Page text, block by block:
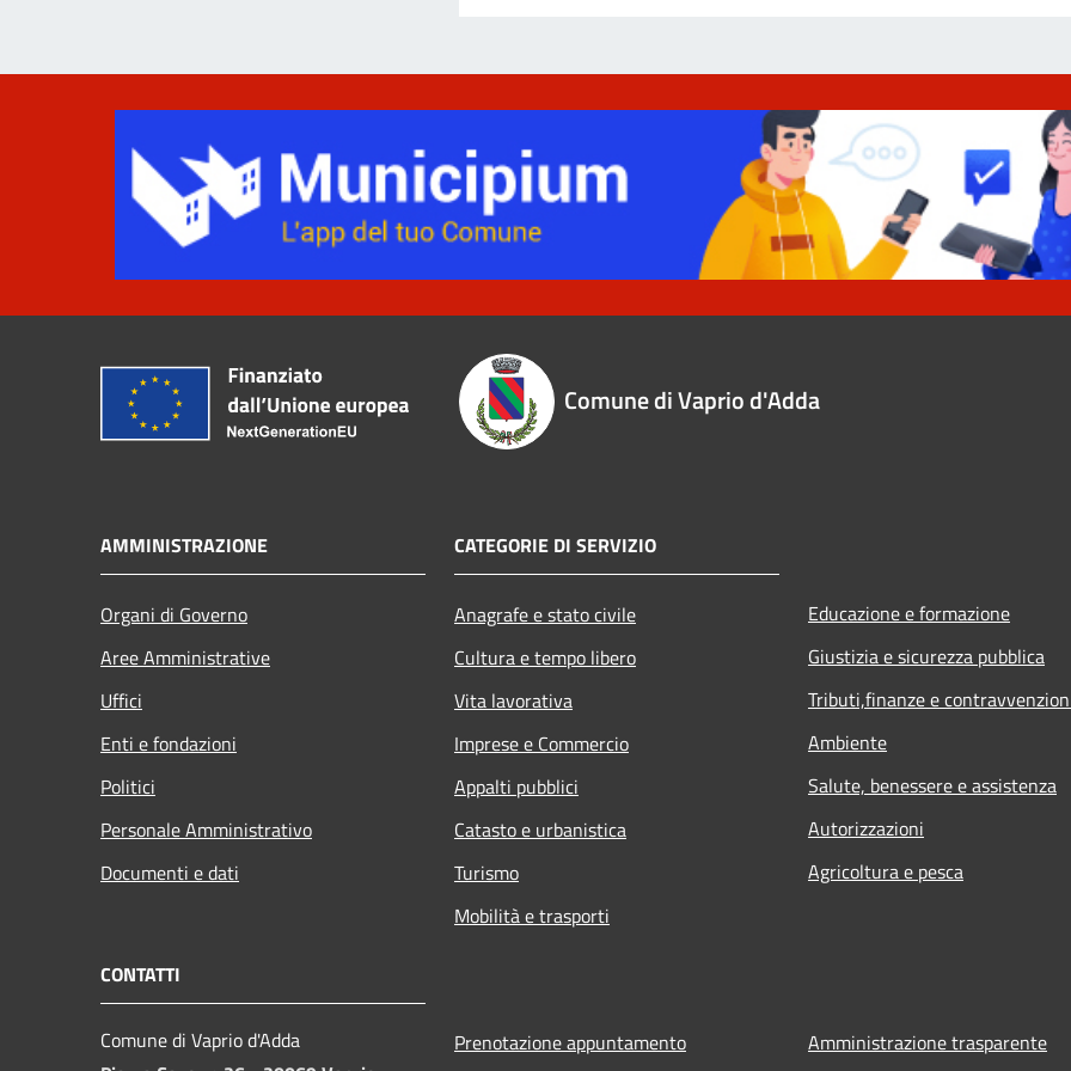
Comune di Vaprio d'Adda
AMMINISTRAZIONE
Organi di Governo
Aree Amministrative
Uffici
Enti e fondazioni
Politici
Personale Amministrativo
Documenti e dati
CATEGORIE DI SERVIZIO
Anagrafe e stato civile
Cultura e tempo libero
Vita lavorativa
Imprese e Commercio
Appalti pubblici
Catasto e urbanistica
Turismo
Mobilità e trasporti
Educazione e formazione
Giustizia e sicurezza pubblica
Tributi,finanze e
Ambiente
Salute, benessere e assistenza
Autorizzazioni
Agricoltura e pesca
CONTATTI
Comune di Vaprio d'Adda
Prenotazione appuntamento
Amministrazione trasparente